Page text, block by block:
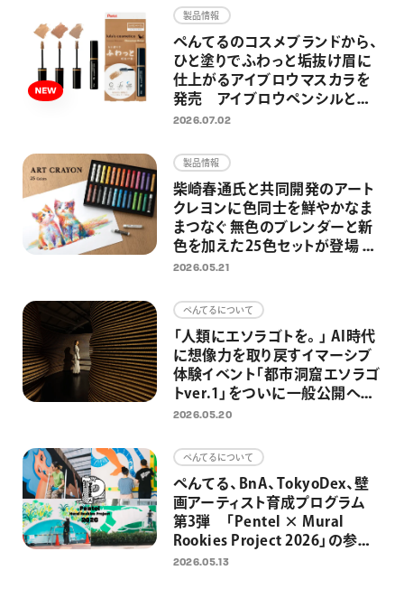
OKUROJIで展示
製品情報
ぺんてるのコスメブランドから、
ひと塗りでふわっと垢抜け眉に
仕上がるアイブロウマスカラを
発売 アイブロウペンシルと合
わせ使いしやすい シナモンベー
の3色展開
2026.07.02
製品情報
柴崎春通氏と共同開発のアート
クレヨンに色同士を鮮やかなま
まつなぐ 無色のブレンダーと新
色を加えた25色セットが登場 混
色・グラデーション表現がさらに
2026.05.21
ぺんてるについて
「人類にエソラゴトを。」 AI時代
に想像力を取り戻すイマーシブ
体験イベント「都市洞窟エソラゴ
トver.1」をついに一般公開へ
大平貴之氏監修－先史時代の洞
比谷で
2026.05.20
ぺんてるについて
ぺんてる、BnA、TokyoDex、壁
画アーティスト育成プログラム
第3弾 「Pentel × Mural
Rookies Project 2026」の参加
者募集開始 東京・日本橋3カ
2026.05.13